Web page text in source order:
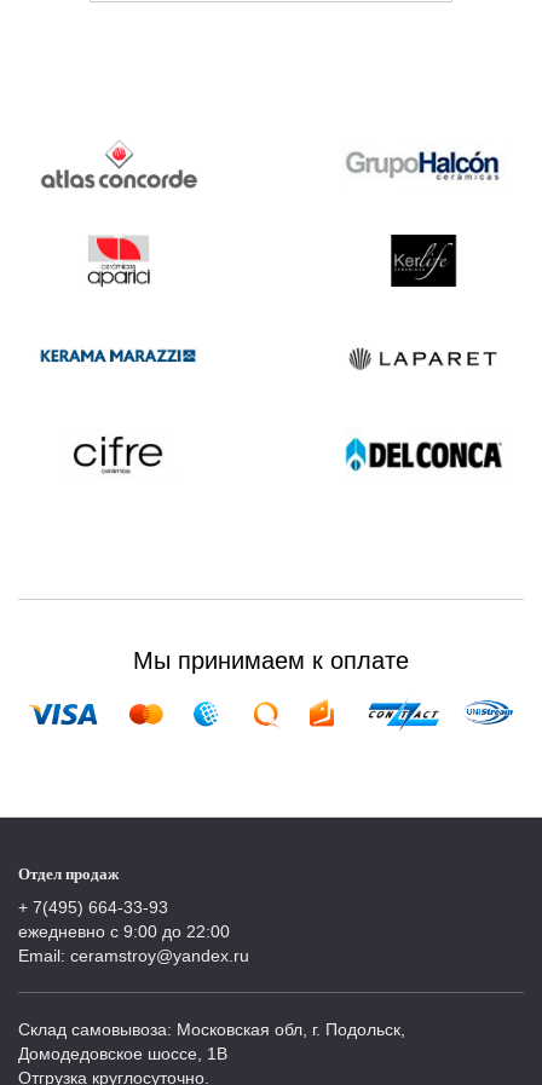
Мы принимаем к оплате
Отдел продаж
+ 7(495) 664-33-93
ежедневно с 9:00 до 22:00
Email: ceramstroy@yandex.ru
Склад самовывоза: Московская обл, г. Подольск,
Домодедовское шоссе, 1В
Отгрузка круглосуточно.